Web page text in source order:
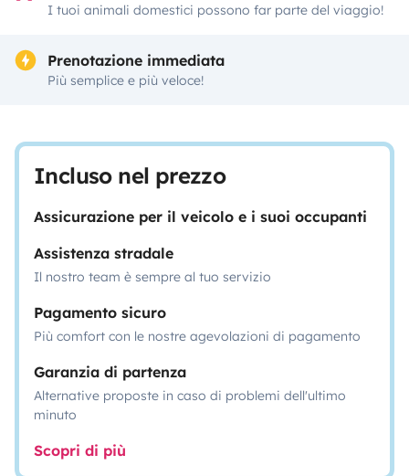
I tuoi animali domestici possono far parte del viaggio!
Prenotazione immediata
Più semplice e più veloce!
Incluso nel prezzo
Assicurazione per il veicolo e i suoi occupanti
Assistenza stradale
Il nostro team è sempre al tuo servizio
Pagamento sicuro
Più comfort con le nostre agevolazioni di pagamento
Garanzia di partenza
Alternative proposte in caso di problemi dell'ultimo
minuto
Scopri di più